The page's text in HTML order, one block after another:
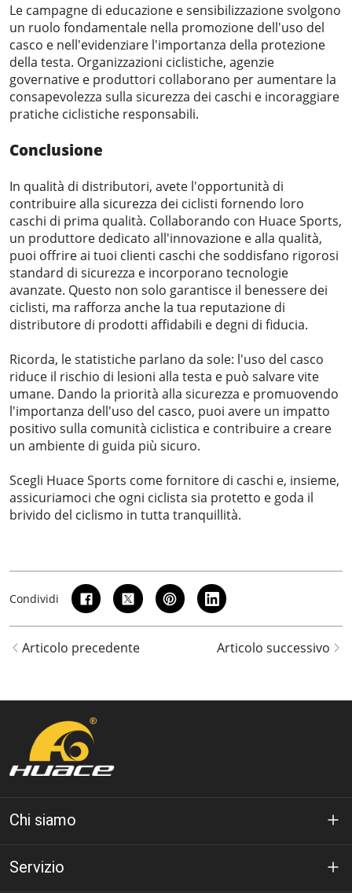
Le campagne di educazione e sensibilizzazione svolgono
un ruolo fondamentale nella promozione dell'uso del
casco e nell'evidenziare l'importanza della protezione
della testa. Organizzazioni ciclistiche, agenzie
governative e produttori collaborano per aumentare la
consapevolezza sulla sicurezza dei caschi e incoraggiare
pratiche ciclistiche responsabili.
Conclusione
In qualità di distributori, avete l'opportunità di
contribuire alla sicurezza dei ciclisti fornendo loro
caschi di prima qualità. Collaborando con Huace Sports,
un produttore dedicato all'innovazione e alla qualità,
puoi offrire ai tuoi clienti caschi che soddisfano rigorosi
standard di sicurezza e incorporano tecnologie
avanzate. Questo non solo garantisce il benessere dei
ciclisti, ma rafforza anche la tua reputazione di
distributore di prodotti affidabili e degni di fiducia.
Ricorda, le statistiche parlano da sole: l'uso del casco
riduce il rischio di lesioni alla testa e può salvare vite
umane. Dando la priorità alla sicurezza e promuovendo
l'importanza dell'uso del casco, puoi avere un impatto
positivo sulla comunità ciclistica e contribuire a creare
un ambiente di guida più sicuro.
Scegli Huace Sports come fornitore di caschi e, insieme,
assicuriamoci che ogni ciclista sia protetto e goda il
brivido del ciclismo in tutta tranquillità.
Condividi
Articolo precedente Articolo successivo
Chi siamo
A proposito di Huáce
Servizio